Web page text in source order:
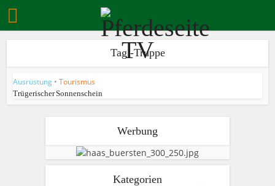
Tag -Truppe
Ausrüstung • Tourismus
Trügerischer Sonnenschein
Werbung
Kategorien